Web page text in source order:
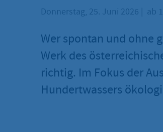
Donnerstag, 25. Juni 2026 ab
Wer spontan und ohne
Werk des
richtig. Im Fokus der
Hundertwassers